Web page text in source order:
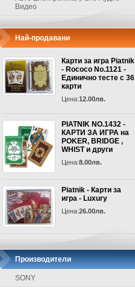
Видео
Най-продавани
Карти за игра Piatnik
- Rococo No.1121 -
Единично тесте с 36
карти
Цена:12.00лв.
PIATNIK NO.1432 -
КАРТИ ЗА ИГРА на
POKER, BRIDGE ,
WHIST и други
Цена:8.00лв.
Piatnik - Карти за
игра - Luxury
Цена:26.00лв.
Производители
SONY